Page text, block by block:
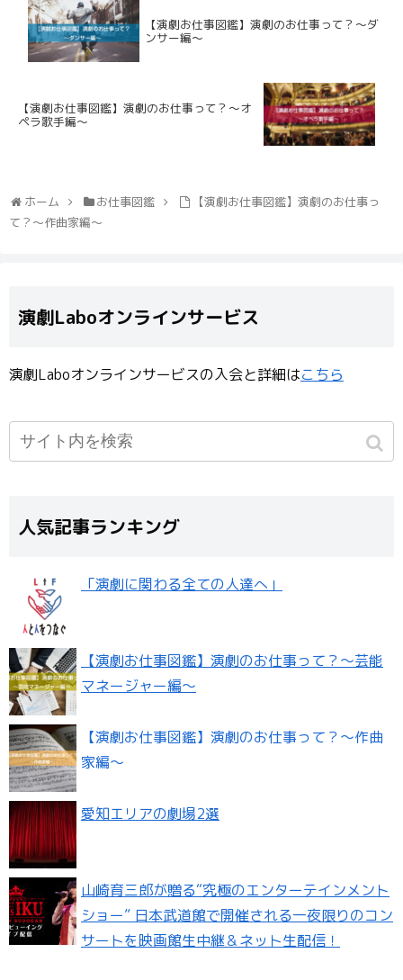
【演劇お仕事図鑑】演劇のお仕事って？〜ダ
ンサー編〜
【演劇お仕事図鑑】演劇のお仕事って？〜オ
ペラ歌手編〜
ホーム お仕事図鑑
【演劇お仕事図鑑】演劇のお仕事っ
て？〜作曲家編〜
演劇Laboオンラインサービス
演劇Laboオンラインサービスの入会と詳細はこちら
人気記事ランキング
「演劇に関わる全ての人達へ」
【演劇お仕事図鑑】演劇のお仕事って？〜芸能
マネージャー編〜
【演劇お仕事図鑑】演劇のお仕事って？〜作曲
家編〜
愛知エリアの劇場2選
山崎育三郎が贈る“究極のエンターテインメント
ショー” 日本武道館で開催される一夜限りのコン
サートを映画館生中継＆ネット生配信！